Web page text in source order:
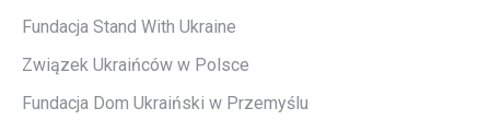
Fundacja Stand With Ukraine
Związek Ukraińców w Polsce
Fundacja Dom Ukraiński w Przemyślu